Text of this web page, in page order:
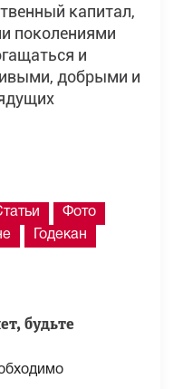
капитал,
поколениями
и
добрыми и
Фото
Годекан
будьте